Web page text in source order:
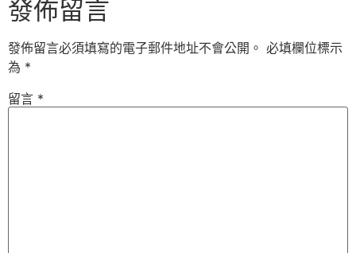
發佈留言
發佈留言必須填寫的電子郵件地址不會公開。 必填欄位標示
為 *
留言 *